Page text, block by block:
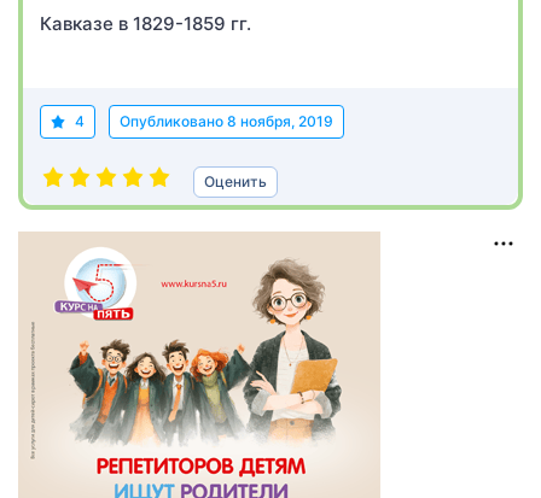
Кавказе в 1829-1859 гг.
4 Опубликовано 8 ноября, 2019
Оценить